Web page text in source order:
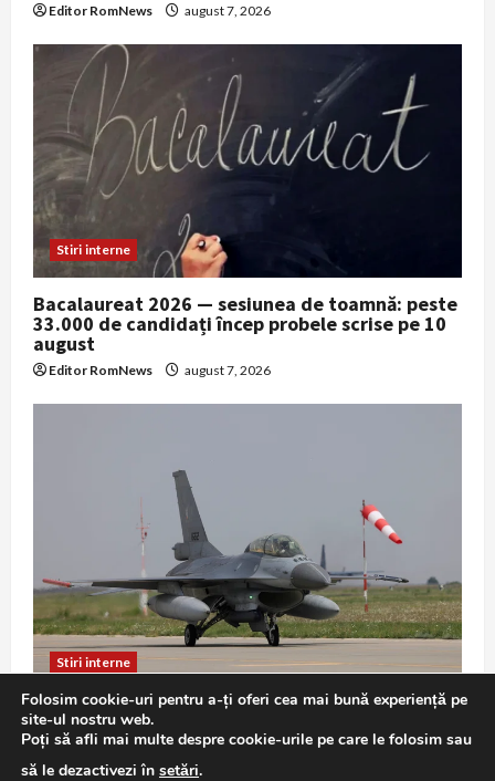
Editor RomNews august 7, 2026
Stiri interne
Bacalaureat 2026 — sesiunea de toamnă: peste
33.000 de candidați încep probele scrise pe 10
august
Editor RomNews august 7, 2026
Stiri interne
F-16 în misiune de Poliție Aeriană: exercițiu
demonstrativ la Baza 86 Borcea
Editor RomNews august 7, 2026
Folosim cookie-uri pentru a-ți oferi cea mai bună experiență pe
site-ul nostru web.
Poți să afli mai multe despre cookie-urile pe care le folosim sau
să le dezactivezi în setări.